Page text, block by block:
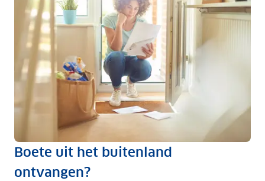
Boete uit het buitenland
ontvangen?